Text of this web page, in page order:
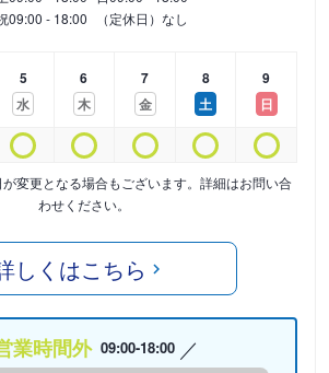
09:00 - 18:00 （定休日）なし
5
水
6
木
7
金
8
土
9
日
変更となる場合もございます。詳細はお問い合
わせください。
しくはこちら
業時間外 09:00-18:00